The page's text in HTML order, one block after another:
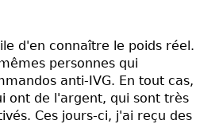
d'en connaître le poids réel.
personnes qui
anti-IVG. En tout cas,
ont de l'argent, qui sont très
Ces jours-ci, j'ai reçu des